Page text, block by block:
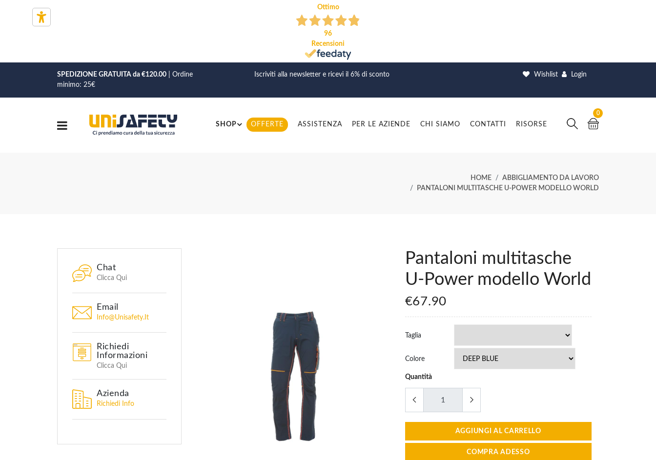
Ottimo
96
Recensioni
SPEDIZIONE GRATUITA da €120.00 | Ordine
minimo: 25€
Iscriviti alla newsletter e ricevi il 6% di sconto Wishlist Login
SHOP OFFERTE ASSISTENZA PER LE AZIENDE CHI SIAMO CONTATTI RISORSE
0
HOME
ABBIGLIAMENTO DA LAVORO
PANTALONI MULTITASCHE U-POWER MODELLO WORLD
Chat
Clicca Qui
Email
Info@unisafety.it
Richiedi
Informazioni
Clicca Qui
Azienda
Richiedi Info
Pantaloni multitasche
U-Power modello World
€67.90
Taglia
Colore
Quantità
AGGIUNGI AL CARRELLO
COMPRA ADESSO